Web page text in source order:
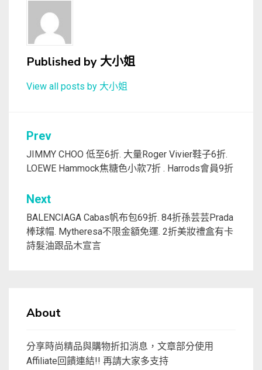
Published by大小姐
View all posts by 大小姐
文
章
導
覽
Prev
JIMMY CHOO 低至6折. 大量Roger Vivier鞋子6折.
LOEWE Hammock焦糖色小款7折 . Harrods會員9折
Next
BALENCIAGA Cabas帆布包69折. 84折孫芸芸Prada
棒球帽. Mytheresa不限金額免運. 2折美妝禮盒有卡
詩髮油跟品木宣言
About
分享時尚精品與購物折扣消息，文章部分使用
Affiliate回饋連結!! 再請大家多支持